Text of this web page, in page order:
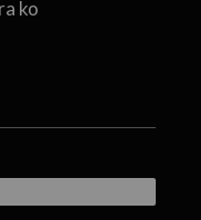
ko